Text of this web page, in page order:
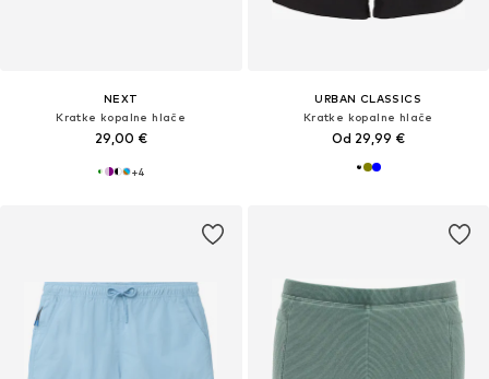
NEXT
Kratke kopalne hlače
29,00 €
+4
URBAN CLASSICS
Kratke kopalne hlače
Od 29,99 €